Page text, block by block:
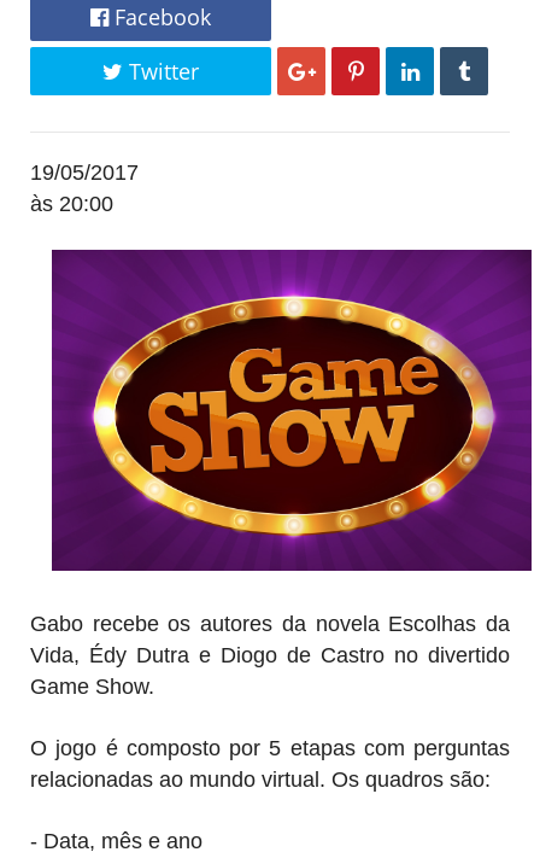
Facebook
Twitter
19/05/2017
às 20:00
Gabo recebe os autores da novela Escolhas da
Vida, Édy Dutra e Diogo de Castro no divertido
Game Show.
O jogo é composto por 5 etapas com perguntas
relacionadas ao mundo virtual. Os quadros são:
- Data, mês e ano